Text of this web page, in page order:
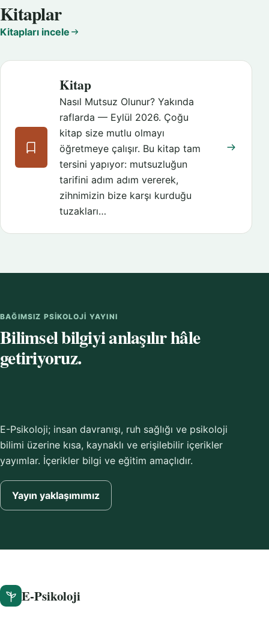
Kitaplar
Kitapları incele
Kitap
Nasıl Mutsuz Olunur? Yakında
raflarda — Eylül 2026. Çoğu
kitap size mutlu olmayı
öğretmeye çalışır. Bu kitap tam
tersini yapıyor: mutsuzluğun
tarifini adım adım vererek,
zihnimizin bize karşı kurduğu
tuzakları…
BAĞIMSIZ PSIKOLOJI YAYINI
Bilimsel bilgiyi anlaşılır hâle
getiriyoruz.
E-Psikoloji; insan davranışı, ruh sağlığı ve psikoloji
bilimi üzerine kısa, kaynaklı ve erişilebilir içerikler
yayımlar. İçerikler bilgi ve eğitim amaçlıdır.
Yayın yaklaşımımız
E-Psikoloji